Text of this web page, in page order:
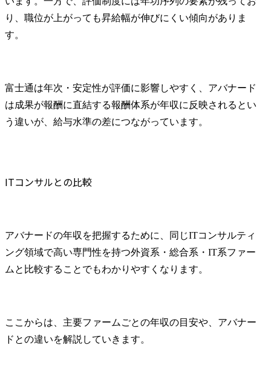
り、職位が上がっても昇給幅が伸びにくい傾向がありま
す。
富士通は年次・安定性が評価に影響しやすく、アバナード
は成果が報酬に直結する報酬体系が年収に反映されるとい
う違いが、給与水準の差につながっています。
ITコンサルとの比較
アバナードの年収を把握するために、同じITコンサルティ
ング領域で高い専門性を持つ外資系・総合系・IT系ファー
ムと比較することでもわかりやすくなります。
ここからは、主要ファームごとの年収の目安や、アバナー
ドとの違いを解説していきます。